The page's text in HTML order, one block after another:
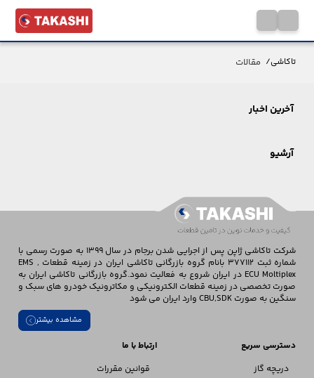
تاکاشی/ مقالات
آخرین اخبار
آرشیو
شرکت تاکاشی ژاپن پس از اجرایی شدن برجام در سال 1399 به صورت رسمی با
شماره ثبت 377112 بانام گروه بازرگانی تاکاشی ایران در زمینه قطعات EMS ,
ECU Moltiplex در ایران شروع به فعالیت نمود.گروه بازرگانی تاکاشی ایران به
صورت تخصصی در زمینه قطعات الکترونیکی و مکاترونیک خودرو های سبک و
سنگین به صورت CBU,SDK وارد ایران می شود
مشاهده بیشتر
دسترسی سریع
دریچه گاز
ارتباط با ما
قوانین مقررات